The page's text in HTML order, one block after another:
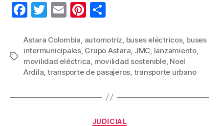
F
c
e
b
o
T
tt
er
E
ail
Pi
er
e
st
m
p
ar
Etiquetas
Astara Colombia, automotriz, buses eléctricos, buses
intermunicipales, Grupo Astara, JMC, lanzamiento,
movilidad eléctrica, movilidad sostenible, Noel
Ardila, transporte de pasajeros, transporte urbano
Categorías
JUDICIAL